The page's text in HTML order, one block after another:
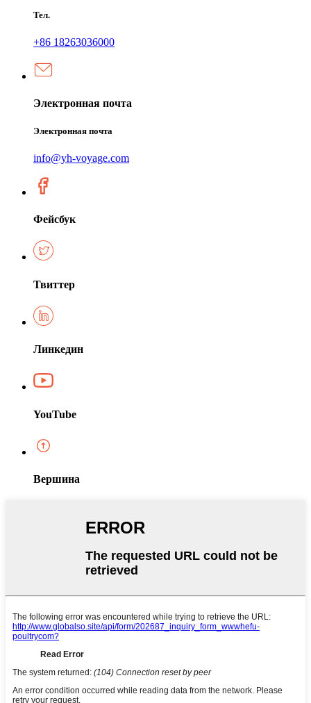
Тел.
+86 18263036000
Электронная почта
Электронная почта
info@yh-voyage.com
Фейсбук
Твиттер
Линкедин
YouTube
Вершина